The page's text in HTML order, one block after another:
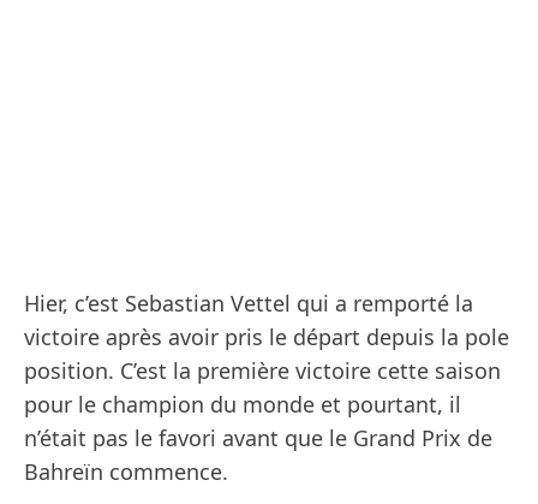
Hier, c’est Sebastian Vettel qui a remporté la
victoire après avoir pris le départ depuis la pole
position. C’est la première victoire cette saison
pour le champion du monde et pourtant, il
n’était pas le favori avant que le Grand Prix de
Bahreïn commence.